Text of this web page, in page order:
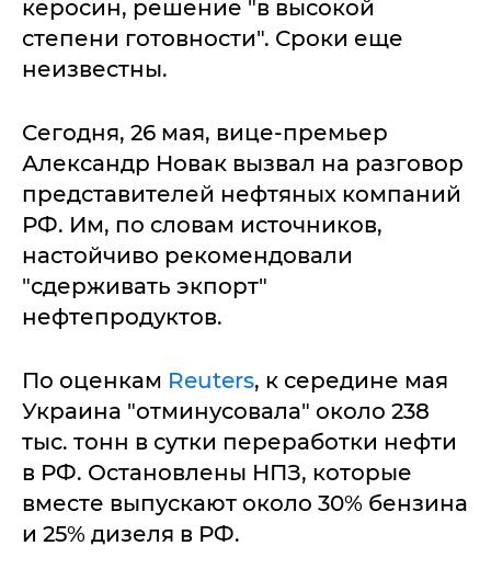
керосин, решение "в высокой
степени готовности". Сроки еще
неизвестны.
Сегодня, 26 мая, вице-премьер
Александр Новак вызвал на разговор
представителей нефтяных компаний
РФ. Им, по словам источников,
настойчиво рекомендовали
"сдерживать экпорт"
нефтепродуктов.
По оценкам Reuters, к середине мая
Украина "отминусовала" около 238
тыс. тонн в сутки переработки нефти
в РФ. Остановлены НПЗ, которые
вместе выпускают около 30% бензина
и 25% дизеля в РФ.